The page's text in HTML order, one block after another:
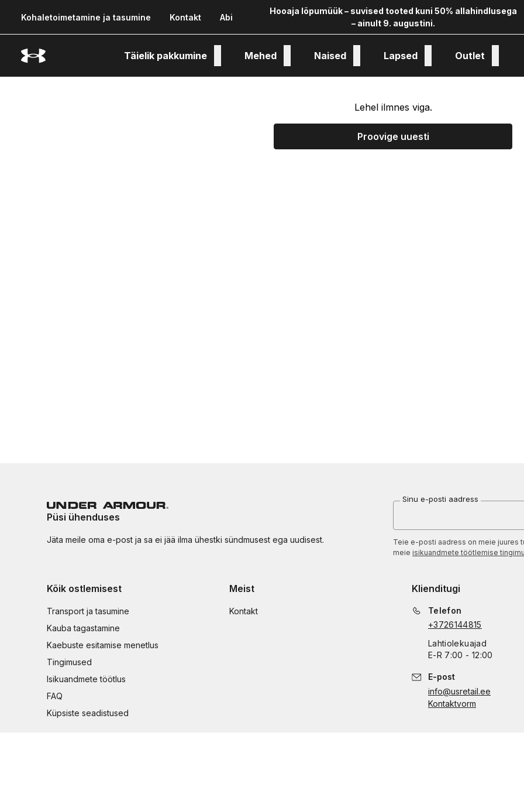
Kohaletoimetamine ja tasumine Kontakt Abi
Hooaja lõpumüük – suvised tooted kuni 50% allahindlusega
– ainult 9. augustini.
Täielik pakkumine Mehed Naised Lapsed Outlet
Lehel ilmnes viga.
Proovige uuesti
Püsi ühenduses
Jäta meile oma e-post ja sa ei jää ilma ühestki sündmusest ega uudisest.
Sinu e-posti aadress
Teie e-posti aadress on meie juures
meie isikuandmete töötlemise
Kõik ostlemisest
Transport ja tasumine
Kauba tagastamine
Kaebuste esitamise menetlus
Tingimused
Isikuandmete töötlus
FAQ
Küpsiste seadistused
Meist
Kontakt
Klienditugi
Telefon
+3726144815
Lahtiolekuajad
E-R 7:00 - 12:00
E-post
info@usretail.ee
Kontaktvorm